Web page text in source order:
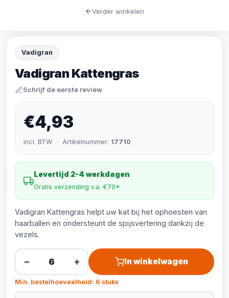
Vadigran
Vadigran Kattengras
Schrijf de eerste review
€4,93
incl. BTW · Artikelnummer: 17710
Levertijd 2-4 werkdagen
Gratis verzending v.a. €70*
Vadigran Kattengras helpt uw kat bij het ophoesten van
haarballen en ondersteunt de spijsvertering dankzij de
vezels.
− + In winkelwagen
Min. bestelhoeveelheid: 6 stuks
Verder winkelen